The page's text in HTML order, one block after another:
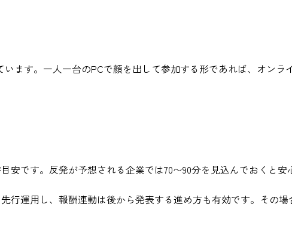
います。一人一台のPCで顔を出して参加する形であれば、オンラ
安です。反発が予想される企業では70〜90分を見込んでおくと安
行運用し、報酬連動は後から発表する進め方も有効です。その場